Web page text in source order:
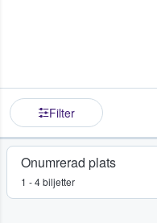
Filter
Onumrerad plats
1 - 4 biljetter